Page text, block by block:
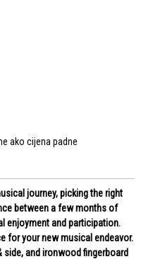
ako cijena padne
journey, picking the right
between a few months of
enjoyment and participation.
for your new musical endeavor.
and ironwood fingerboard